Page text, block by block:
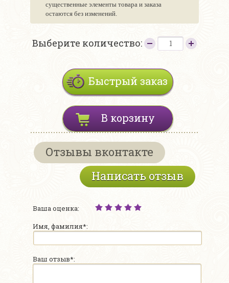
существенные элементы товара и заказа
остаются без изменений.
Выберите количество:
Быстрый заказ
В корзину
Отзывы вконтакте
Написать отзыв
Ваша оценка:
Имя, фамилия*:
Ваш отзыв*: